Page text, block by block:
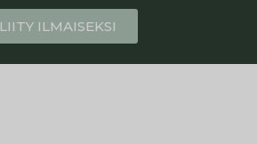
LIITY ILMAISEKSI